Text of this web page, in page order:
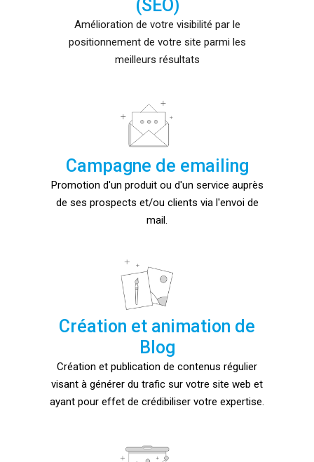
(SEO)
Amélioration de votre visibilité par le
positionnement de votre site parmi les
meilleurs résultats
Campagne de emailing
Promotion d'un produit ou d'un service auprès
de ses prospects et/ou clients via l'envoi de
mail.
Création et animation de
Blog
Création et publication de contenus régulier
visant à générer du trafic sur votre site web et
ayant pour effet de crédibiliser votre expertise.